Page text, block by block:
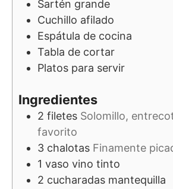
Sartén grande
Cuchillo afilado
Espátula de cocina
Tabla de cortar
Platos para servir
Ingredientes
2 filetes Solomillo,
favorito
3 chalotas Finamente
1 vaso vino tinto
2 cucharadas mantequilla